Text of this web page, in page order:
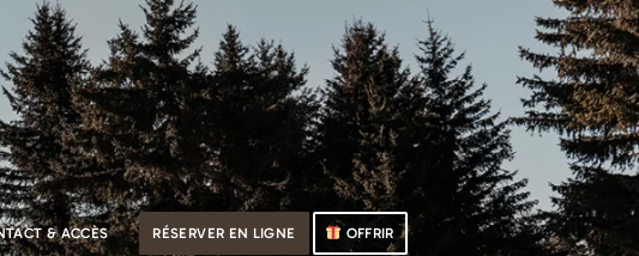
& ACCÈS RÉSERVER EN LIGNE OFFRIR